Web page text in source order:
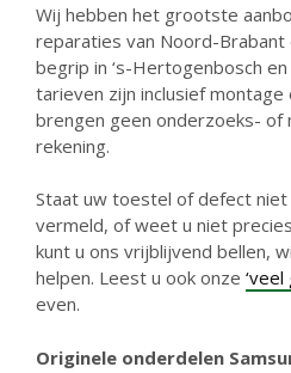
Wij hebben het grootste
reparaties van Noord-Brabant
begrip in ‘s-Hertogenbosch
tarieven zijn inclusief montage
brengen geen onderzoeks- of
rekening.
Staat uw toestel of defect
vermeld, of weet u niet
kunt u ons vrijblijvend bellen,
helpen. Leest u ook onze
even.
Originele onderdelen